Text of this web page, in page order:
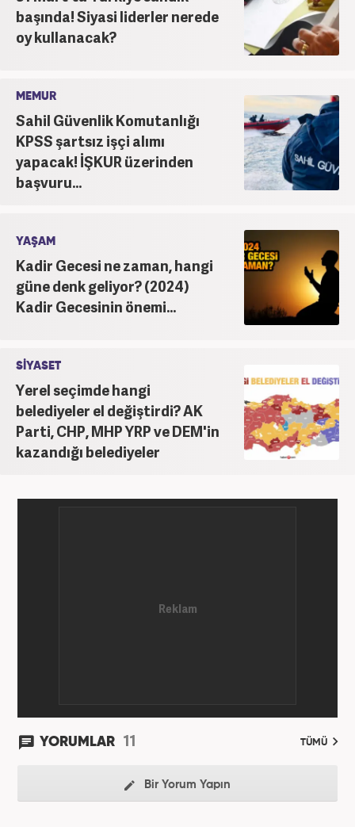
başında! Siyasi liderler nerede
oy kullanacak?
MEMUR
Sahil Güvenlik Komutanlığı
KPSS şartsız işçi alımı
yapacak! İŞKUR üzerinden
başvuru...
YAŞAM
Kadir Gecesi ne zaman, hangi
güne denk geliyor? (2024)
Kadir Gecesinin önemi...
SİYASET
Yerel seçimde hangi
belediyeler el değiştirdi? AK
Parti, CHP, MHP YRP ve DEM'in
kazandığı belediyeler
YORUMLAR 11 TÜMÜ
Bir Yorum Yapın